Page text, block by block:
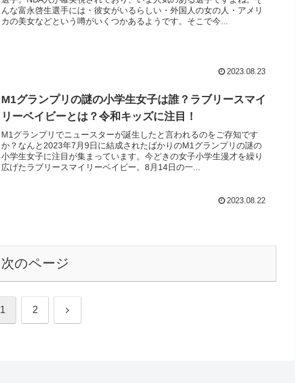
んな富永啓生選手には・彼女がいるらしい・外国人の女の人・アメリ
カの美女などという噂がいくつかあるようです。そこで今...
2023.08.23
M1グランプリの謎の小学生女子は誰？ラブリースマイ
リーベイビーとは？令和キッズに注目！
M1グランプリでニュースターが誕生したと言われるのをご存知です
か？なんと2023年7月9日に結成されたばかりのM1グランプリの謎の
小学生女子に注目が集まっています。今どきの女子小学生漫才を繰り
広げたラブリースマイリーベイビー。8月14日の一...
2023.08.22
次のページ
1 2 次